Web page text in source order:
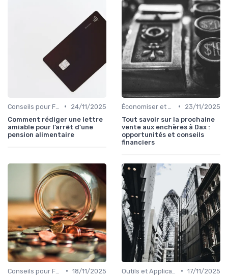
•
24/11/2025
Comment rédiger une lettre
amiable pour l’arrêt d’une
pension alimentaire
•
23/11/2025
Tout savoir sur la prochaine
vente aux enchères à Dax :
opportunités et conseils
financiers
• 18/11/2025
• 17/11/2025